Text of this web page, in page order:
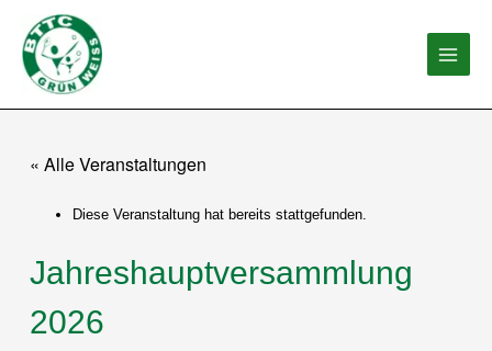
Inhalt
springen
« Alle Veranstaltungen
Diese Veranstaltung hat bereits stattgefunden.
Jahreshauptversammlung
2026